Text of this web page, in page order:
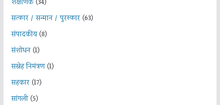
शैक्षणिक(34)
सत्कार / सन्मान / पुरस्कार(63)
संपादकीय(8)
संशोधन(1)
सस्नेह निमंत्रण(1)
सहकार(17)
सांगली(5)